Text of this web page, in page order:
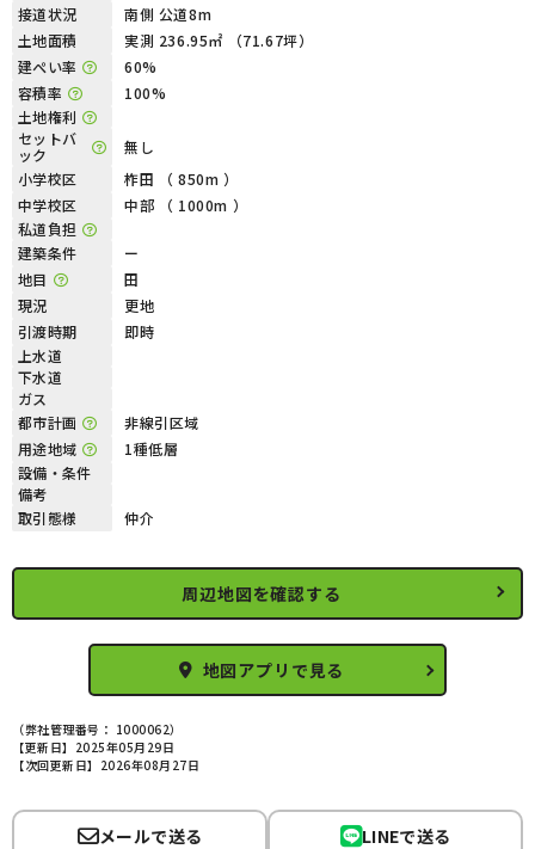
接道状況
南側 公道8m
土地面積
実測 236.95㎡ （71.67坪）
建ぺい率
60%
容積率
100%
土地権利
セットバ
ック
無し
小学校区
柞田 （ 850m ）
中学校区
中部 （ 1000m ）
私道負担
建築条件
ー
地目
田
現況
更地
引渡時期
即時
上水道
下水道
ガス
都市計画
非線引区域
用途地域
1種低層
設備・条件
備考
取引態様
仲介
周辺地図を確認する
地図アプリで見る
（弊社管理番号： 1000062）
【更新日】2025年05月29日
【次回更新日】2026年08月27日
メールで送る LINEで送る